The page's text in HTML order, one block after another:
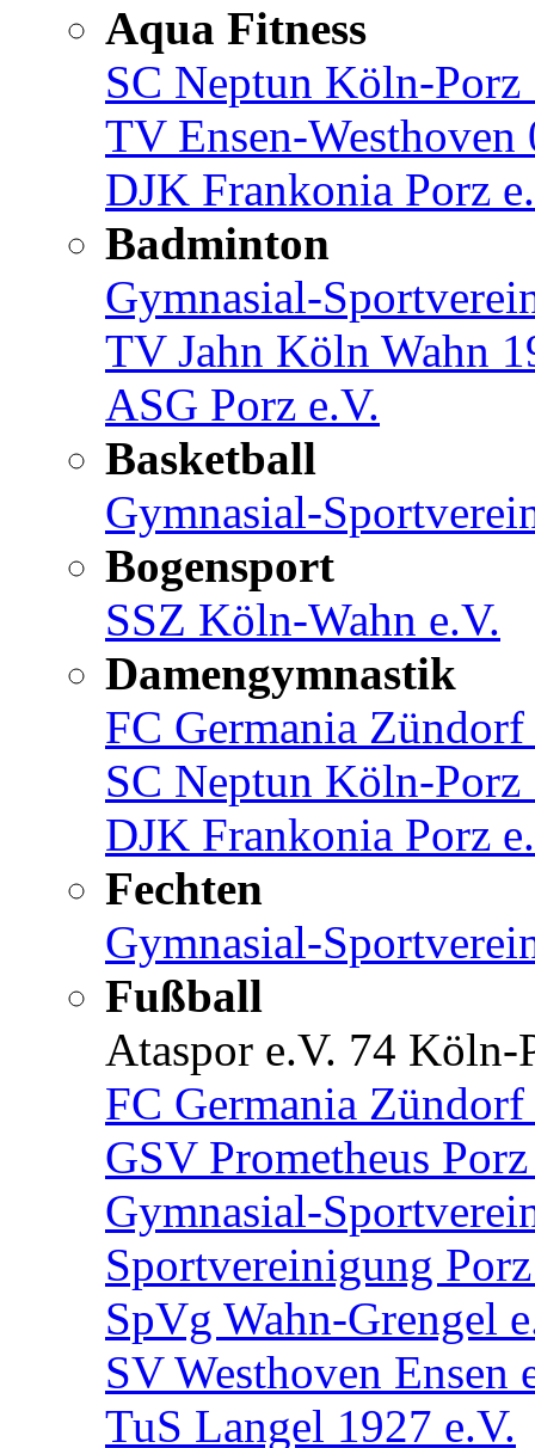
Aqua Fitness
SC Neptun Köln-Porz
TV Ensen-
DJK Frankonia Porz
Badminton
Gymnasial-
TV Jahn Köln Wahn
ASG Porz e.V.
Basketball
Gymnasial-
Bogensport
SSZ Köln-Wahn e.V.
Damengymnastik
FC Germania Zündorf
SC Neptun Köln-Porz
DJK Frankonia Porz
Fechten
Gymnasial-
Fußball
Ataspor e.V. 74 Köln-
FC Germania Zündorf
GSV Prometheus
Gymnasial-
Sportvereinigung
SpVg Wahn-Grengel
SV Westhoven Ensen
TuS Langel 1927 e.V.